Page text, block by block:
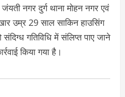
नगर दुर्ग थाना मोहन नगर एवं
उम्र 29 साल साकिन हाउसिंग
गतिविधि में संलिप्त पाए जाने
किया गया है।